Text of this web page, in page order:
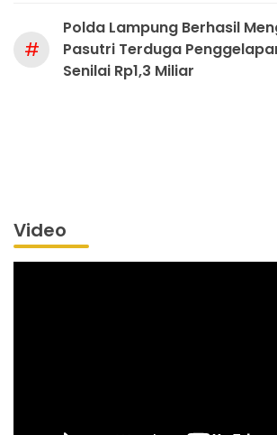
#
Polda Lampung Berhasil
Pasutri Terduga
Senilai Rp1,3 Miliar
Video